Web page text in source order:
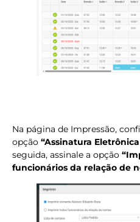
Na página de Impressão,
opção “Assinatura
seguida, assinale a opção
funcionários da relação de